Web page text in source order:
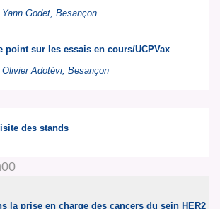
Godet, Besançon
point sur les essais en cours/UCPVax
Adotévi, Besançon
des stands
la prise en charge des cancers du sein HER2 +